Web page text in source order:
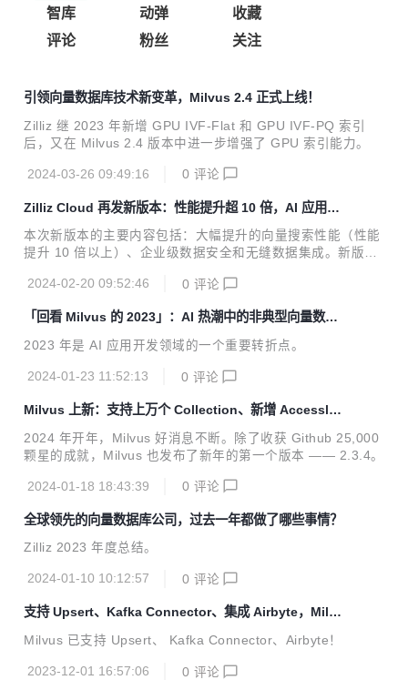
智库
动弹
收藏
评论
粉丝 关注
引领向量数据库技术新变革，Milvus 2.4 正式上线！
Zilliz 继 2023 年新增 GPU IVF-Flat 和 GPU IVF-PQ 索引
后，又在 Milvus 2.4 版本中进一步增强了 GPU 索引能力。
2024-03-26 09:49:16 0 评论
Zilliz Cloud 再发新版本：性能提升超 10 倍，AI 应用开
发流程再简化！
本次新版本的主要内容包括：大幅提升的向量搜索性能（性能
提升 10 倍以上）、企业级数据安全和无缝数据集成。新版本
数据处理和索引。此外，Zilliz Cloud 将有效帮助用户节省成
2024-02-20 09:52:46 0 评论
「回看 Milvus 的 2023」：AI 热潮中的非典型向量数据
库
2023 年是 AI 应用开发领域的一个重要转折点。
2024-01-23 11:52:13 0 评论
Milvus 上新：支持上万个 Collection、新增 Accesslog
功能……
2024 年开年，Milvus 好消息不断。除了收获 Github 25,000
颗星的成就，Milvus 也发布了新年的第一个版本 —— 2.3.4。
2024-01-18 18:43:39 0 评论
全球领先的向量数据库公司，过去一年都做了哪些事情？
Zilliz 2023 年度总结。
2024-01-10 10:12:57 0 评论
支持 Upsert、Kafka Connector、集成 Airbyte，Milvu
s 助力高效数据流处理
Milvus 已支持 Upsert、 Kafka Connector、Airbyte！
2023-12-01 16:57:06 0 评论